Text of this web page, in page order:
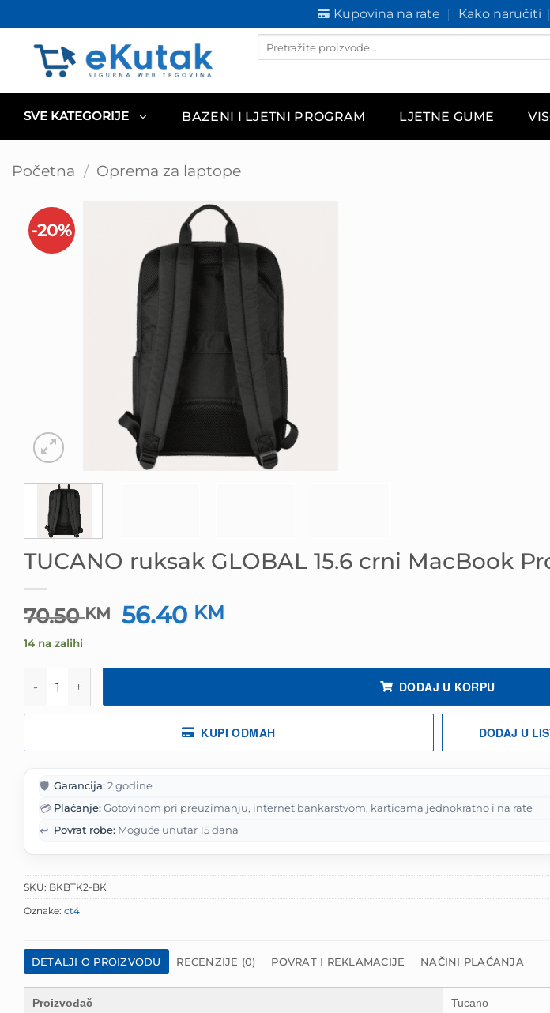
to
content
Kupovina na rate Kako naručiti
Products
SVE KATEGORIJE BAZENI I LJETNI PROGRAM LJETNE GUME
Početna / Oprema za laptope
-20%
TUCANO ruksak GLOBAL 15.6 crni MacBook
70.50KM
Izvorna
cijena
je:
56.40 KM
56.40 KM.
14 na zalihi
DODAJ U KORPU
KUPI ODMAH DODAJ U
🛡️ Garancija:2 godine
💳 Plaćanje:Gotovinom pri preuzimanju, internet bankarstvom, karticama jednokratno i na rate
↩️ Povrat robe: Moguće unutar 15 dana
SKU: BKBTK2-BK
Oznake: ct4
DETALJI O PROIZVODU RECENZIJE (0) POVRAT I REKLAMACIJE NAČINI PLAĆANJA
Proizvođač Tucano